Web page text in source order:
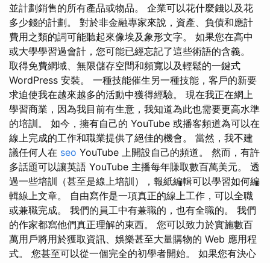
並計劃銷售的所有產品或物品。 企業可以花什麼錢以及花
多少錢的計劃。 對於非金融專家來說，資產、負債和應計
費用之類的詞可能聽起來像埃及象形文字。 如果您在高中
或大學學習過會計，您可能已經忘記了這些術語的含義。
取得免費網域、無限儲存空間和頻寬以及輕鬆的一鍵式
WordPress 安裝。 一種技能催生另一種技能，客戶的新要
求迫使我在越來越多的活動中獲得經驗。 現在我正在網上
學習商業，因為我目前有生意，我知道為此也需要更高水準
的培訓。 如今，擁有自己的 YouTube 或播客頻道為可以在
線上完成的工作和職業提供了絕佳的機會。 當然，我不建
議任何人在 seo YouTube 上開設自己的頻道。 然而，有許
多話題可以讓英語 YouTube 主播每年賺取數百萬美元。 透
過一些培訓（甚至是線上培訓），報紙編輯可以學習如何編
輯線上文章。 自由寫作是一項真正的線上工作，可以全職
或兼職完成。 我們的員工中有兼職的，也有全職的。 我們
的作家都寫他們真正理解的東西。 您可以致力於實施數百
萬用戶將用於獲取資訊、娛樂甚至大量購物的 Web 應用程
式。 您甚至可以從一個完全的初學者開始。 如果您有決心